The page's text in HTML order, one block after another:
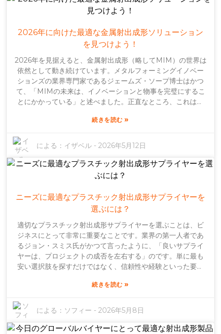
えます。圧力を適切に調整できれば、通常は欠陥が少なくな
によって企業は廃棄物を大幅に削減できることを忘れてはな
りません。これは、持続可能性を重視する企業にとって大き
な利点です。とはいえ、すべてが順風満帆というわけではあ
りません。金型や初期投資など、すべてを準備するにはかな
りの費用がかかり、最初は躊躇する人もいるかもしれませ
ん。しかし、正直なところ、長期的なメリットを考慮すれ
ば、初期投資に見合うだけの価値がある場合が多いのです。
しっかりとした計画と適切な専門知識があれば、企業は真の
は、慎重な検討と、場合によっては専門家のアドバイスも必
2026年に向けた最適な金属射出成形ソリューション
を見つけよう！
2026年を見据えると、金属射出成形（略してMIM）の世界は
依然として動き続けています。メタルフォーミングイノベー
ションズの業界専門家であるジェームズ・ソープ博士はかつ
て、「MIMの未来は、イノベーションと物事を完璧にするこ
とにかかっている」と述べました。正直なところ、これは現
て、より高度で精密なソリューションへの強い要望がありま
す。メーカーは、複雑な金属部品を効率的かつ手頃な価格で
製造する方法を探しています。MIMは、プラスチックの柔軟
性と金属の耐久性を組み合わせた、まさに両方の良いところ
を兼ね備えた、確かな選択肢として際立っています。多くの
ろん、完璧なものはありません。特に材料の品質を高く維持
し、生産を安定させることに関しては、まだ課題がありま
す。最高のMIMソリューションを得るには、単に技術を投入
するだけでは不十分です。重要なのは、細部にまで気を配
り、革新性を維持することです。画期的な技術開発の可能性
は無限大ですが、製造業者は常に鋭い洞察力を持ち、技術と
パートナーを慎重に選定する必要があります。2026年が近づ
くにつれ、MIM（金属射出成形）が大きな変革期を迎えよう
に、現状のやり方を振り返り、場合によっては少し違ったア
続きを読む»
による： イザベル -2026年5月12日
ニーズに最適なプラスチック射出成形サプライヤーを
選ぶには？
適切なプラスチック射出成形サプライヤーを選ぶことは、ビ
ジネスにとって非常に重要なことです。業界の第一人者であ
るジョン・スミス氏がかつて言ったように、「良いサプライ
ヤーは、プロジェクトの成否を左右する」のです。単に最も
安い選択肢を探すだけではなく、信頼性や経験といった要素
プライヤーを選ぶ際に重要な要素を見落としがちです。例え
を持っていることを確認する必要があります。医療用プラス
チックオーバルクランプの金型を探している場合、その分野
に精通したサプライヤーを選ぶことが不可欠です。重要なの
続きを読む»
による： ソフィー -2026年5月8日